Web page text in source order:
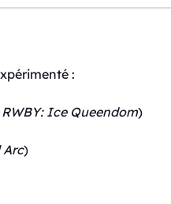
:
Ice Queendom)
Arc)